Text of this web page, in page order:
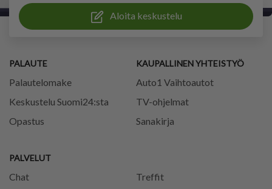
Aloita keskustelu
PALAUTE
Palautelomake
Keskustelu Suomi24:sta
Opastus
PALVELUT
Chat
Treffit
KAUPALLINEN YHTEISTYÖ
Auto1 Vaihtoautot
TV-ohjelmat
Sanakirja